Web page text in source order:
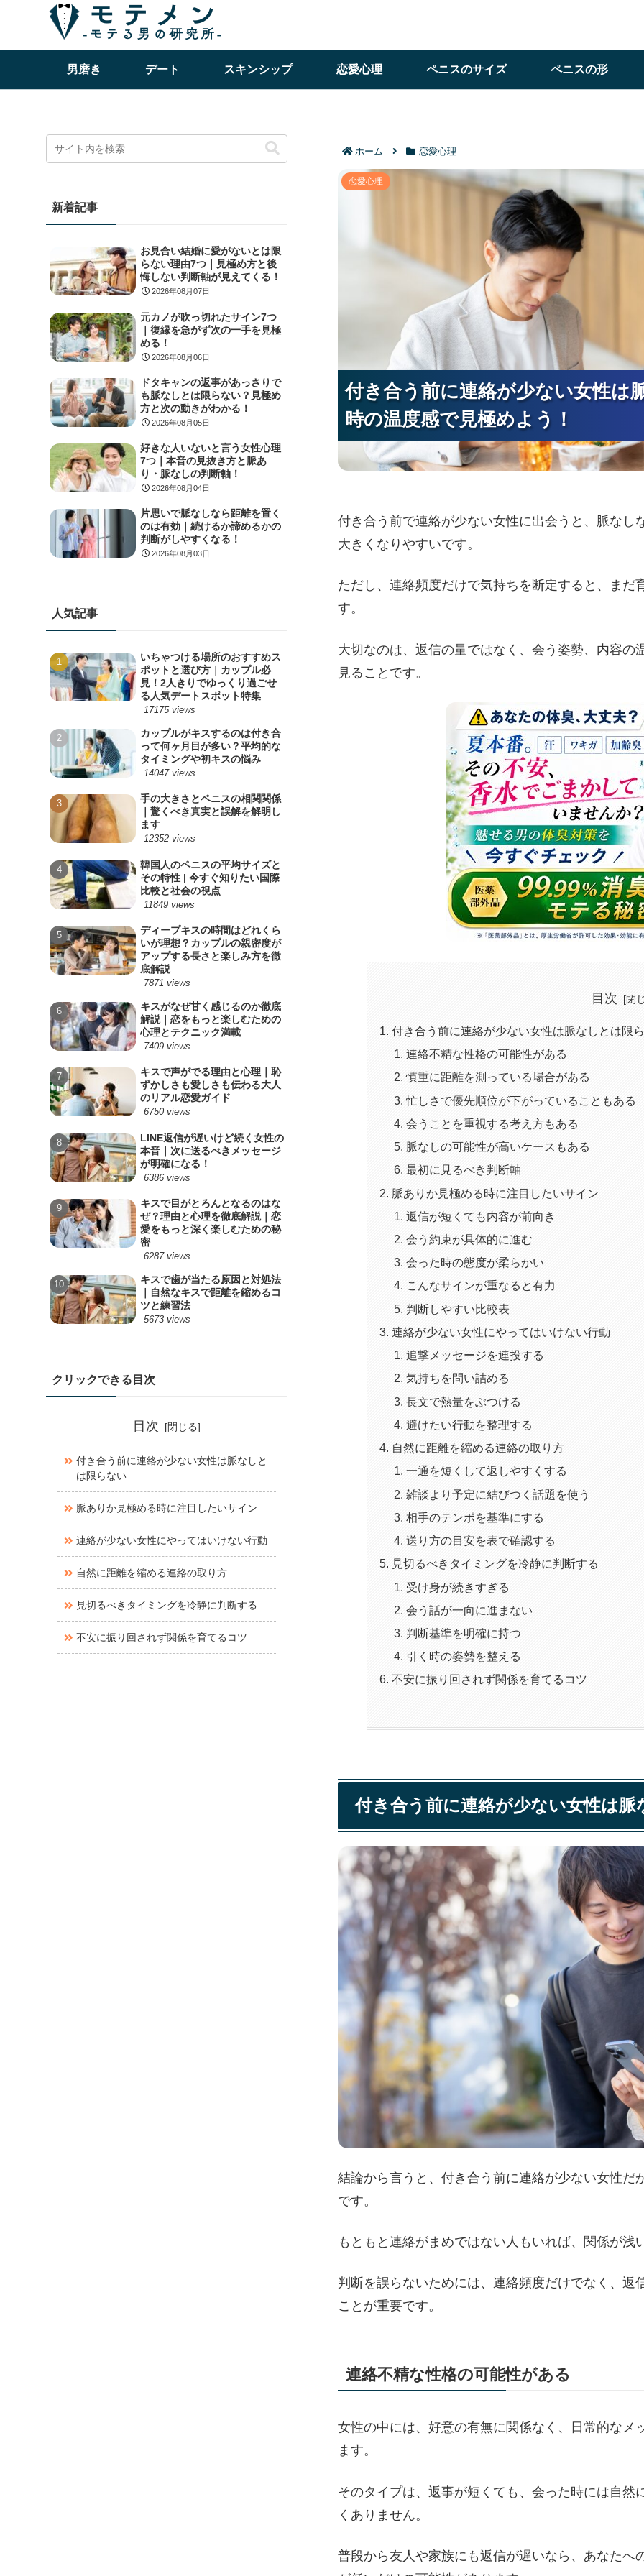
男磨き デート スキンシップ 恋愛心理 ペニスのサイズ ペニスの形
ホーム 恋愛心理
付き合う前に連絡が少ない女性は脈なしとは限
付き合う前に連絡が少ない女性は
時の温度感で見極めよう！
付き合う前に連絡が少ない女性は
時の温度感で見極めよう！
付き合う前に連絡が少ない女性は
時の温度感で見極めよう！
恋愛心理
付き合う前で連絡が少ない女性に出会うと、脈な
大きくなりやすいです。
ただし、連絡頻度だけで気持ちを断定すると、ま
す。
大切なのは、返信の量ではなく、会う姿勢、内容
見ることです。
目次
付き合う前に連絡が少ない女性は脈なしとは限
連絡不精な性格の可能性がある
慎重に距離を測っている場合がある
忙しさで優先順位が下がっていることもある
会うことを重視する考え方もある
脈なしの可能性が高いケースもある
最初に見るべき判断軸
脈ありか見極める時に注目したいサイン
返信が短くても内容が前向き
会う約束が具体的に進む
会った時の態度が柔らかい
こんなサインが重なると有力
判断しやすい比較表
連絡が少ない女性にやってはいけない行動
追撃メッセージを連投する
気持ちを問い詰める
長文で熱量をぶつける
避けたい行動を整理する
自然に距離を縮める連絡の取り方
一通を短くして返しやすくする
雑談より予定に結びつく話題を使う
相手のテンポを基準にする
送り方の目安を表で確認する
見切るべきタイミングを冷静に判断する
受け身が続きすぎる
会う話が一向に進まない
判断基準を明確に持つ
引く時の姿勢を整える
不安に振り回されず関係を育てるコツ
付き合う前に連絡が少ない女性は
結論から言うと、付き合う前に連絡が少ない女性
です。
もともと連絡がまめではない人もいれば、関係が
判断を誤らないためには、連絡頻度だけでなく、
ことが重要です。
連絡不精な性格の可能性がある
女性の中には、好意の有無に関係なく、日常的な
ます。
そのタイプは、返事が短くても、会った時には自
くありません。
普段から友人や家族にも返信が遅いなら、あなた
新着記事
お見合い結婚に愛がないとは限
らない理由7つ｜見極め方と後
悔しない判断軸が見えてくる！
2026年08月07日
元カノが吹っ切れたサイン7つ
｜復縁を急がず次の一手を見極
める！
2026年08月06日
ドタキャンの返事があっさりで
も脈なしとは限らない？見極め
方と次の動きがわかる！
2026年08月05日
好きな人いないと言う女性心理
7つ｜本音の見抜き方と脈あ
り・脈なしの判断軸！
2026年08月04日
片思いで脈なしなら距離を置く
のは有効｜続けるか諦めるかの
判断がしやすくなる！
2026年08月03日
人気記事
いちゃつける場所のおすすめス
ポットと選び方｜カップル必
見！2人きりでゆっくり過ごせ
る人気デートスポット特集
17175 views
カップルがキスするのは付き合
って何ヶ月目が多い？平均的な
タイミングや初キスの悩み
14047 views
手の大きさとペニスの相関関係
｜驚くべき真実と誤解を解明し
ます
12352 views
韓国人のペニスの平均サイズと
その特性 | 今すぐ知りたい国際
比較と社会の視点
11849 views
ディープキスの時間はどれくら
いが理想？カップルの親密度が
アップする長さと楽しみ方を徹
底解説
7871 views
キスがなぜ甘く感じるのか徹底
解説｜恋をもっと楽しむための
心理とテクニック満載
7409 views
キスで声がでる理由と心理｜恥
ずかしさも愛しさも伝わる大人
のリアル恋愛ガイド
6750 views
LINE返信が遅いけど続く女性の
本音｜次に送るべきメッセージ
が明確になる！
6386 views
キスで目がとろんとなるのはな
ぜ？理由と心理を徹底解説｜恋
愛をもっと深く楽しむための秘
密
6287 views
キスで歯が当たる原因と対処法
｜自然なキスで距離を縮めるコ
ツと練習法
5673 views
クリックできる目次
目次
付き合う前に連絡が少ない女性は脈なしと
は限らない
脈ありか見極める時に注目したいサイン
連絡が少ない女性にやってはいけない行動
自然に距離を縮める連絡の取り方
見切るべきタイミングを冷静に判断する
不安に振り回されず関係を育てるコツ